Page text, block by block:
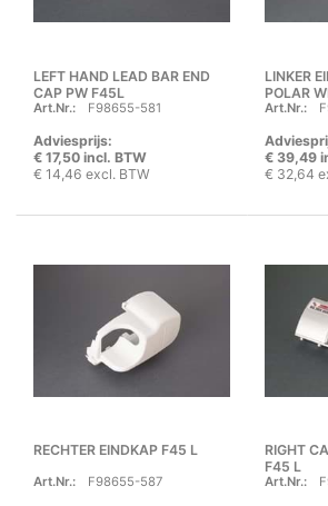
LEFT HAND LEAD BAR END
CAP PW F45L
Art.Nr.: F98655-581
Adviesprijs:
€ 17,50 incl. BTW
€ 14,46 excl. BTW
LINKER
POLAR
Art.Nr.:
€ 39,49
€ 32,64
RECHTER EINDKAP F45 L
Art.Nr.: F98655-587
RIGHT
F45 L
Art.Nr.: